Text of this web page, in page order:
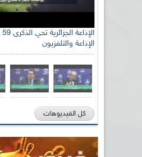
الإذاعة والتلفزيون
كل الفيديوهات